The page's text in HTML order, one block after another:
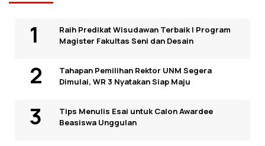
Raih Predikat Wisudawan Terbaik I Program
Magister Fakultas Seni dan Desain
Tahapan Pemilihan Rektor UNM Segera
Dimulai, WR 3 Nyatakan Siap Maju
Tips Menulis Esai untuk Calon Awardee
Beasiswa Unggulan